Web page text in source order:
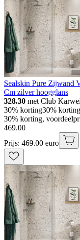
Sealskin Pure Zijwand
Cm zilver hoogglans
328.30 met Club Karwei
30% korting30% korting
30% korting,
469.00
Prijs: 469.00 euro